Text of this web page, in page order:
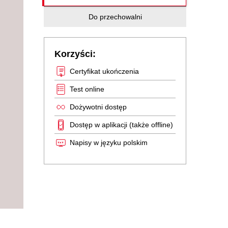
Do przechowalni
Korzyści:
Certyfikat ukończenia
Test online
Dożywotni dostęp
Dostęp w aplikacji (także offline)
Napisy w języku polskim